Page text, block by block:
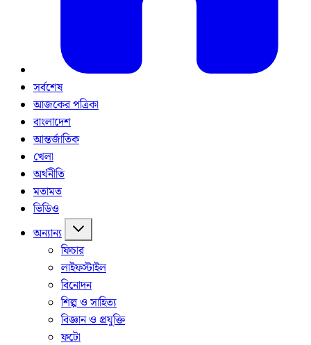
সর্বশেষ
আজকের পত্রিকা
বাংলাদেশ
আন্তর্জাতিক
খেলা
অর্থনীতি
মতামত
ভিডিও
অন্যান্য
ফিচার
লাইফস্টাইল
বিনোদন
শিল্প ও সাহিত্য
বিজ্ঞান ও প্রযুক্তি
ফটো